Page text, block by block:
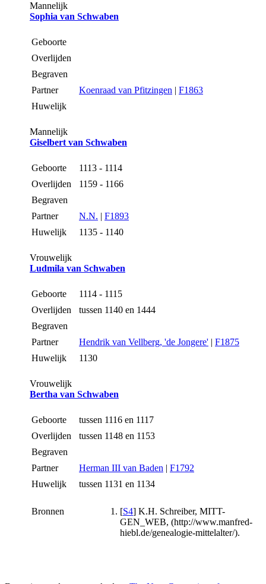
Mannelijk
Sophia van Schwaben
Geboorte
Overlijden
Begraven
Partner
Koenraad van Pfitzingen | F1863
Huwelijk
Mannelijk
Giselbert van Schwaben
Geboorte
1113 - 1114
Overlijden
1159 - 1166
Begraven
Partner
N.N. | F1893
Huwelijk
1135 - 1140
Vrouwelijk
Ludmila van Schwaben
Geboorte
1114 - 1115
Overlijden
tussen 1140 en 1444
Begraven
Partner
Hendrik van Vellberg, 'de Jongere' | F1875
Huwelijk
1130
Vrouwelijk
Bertha van Schwaben
Geboorte
tussen 1116 en 1117
Overlijden
tussen 1148 en 1153
Begraven
Partner
Herman III van Baden | F1792
Huwelijk
tussen 1131 en 1134
Bronnen [S4] K.H. Schreiber, MITT-
GEN_WEB, (http://www.manfred-
hiebl.de/genealogie-mittelalter/).